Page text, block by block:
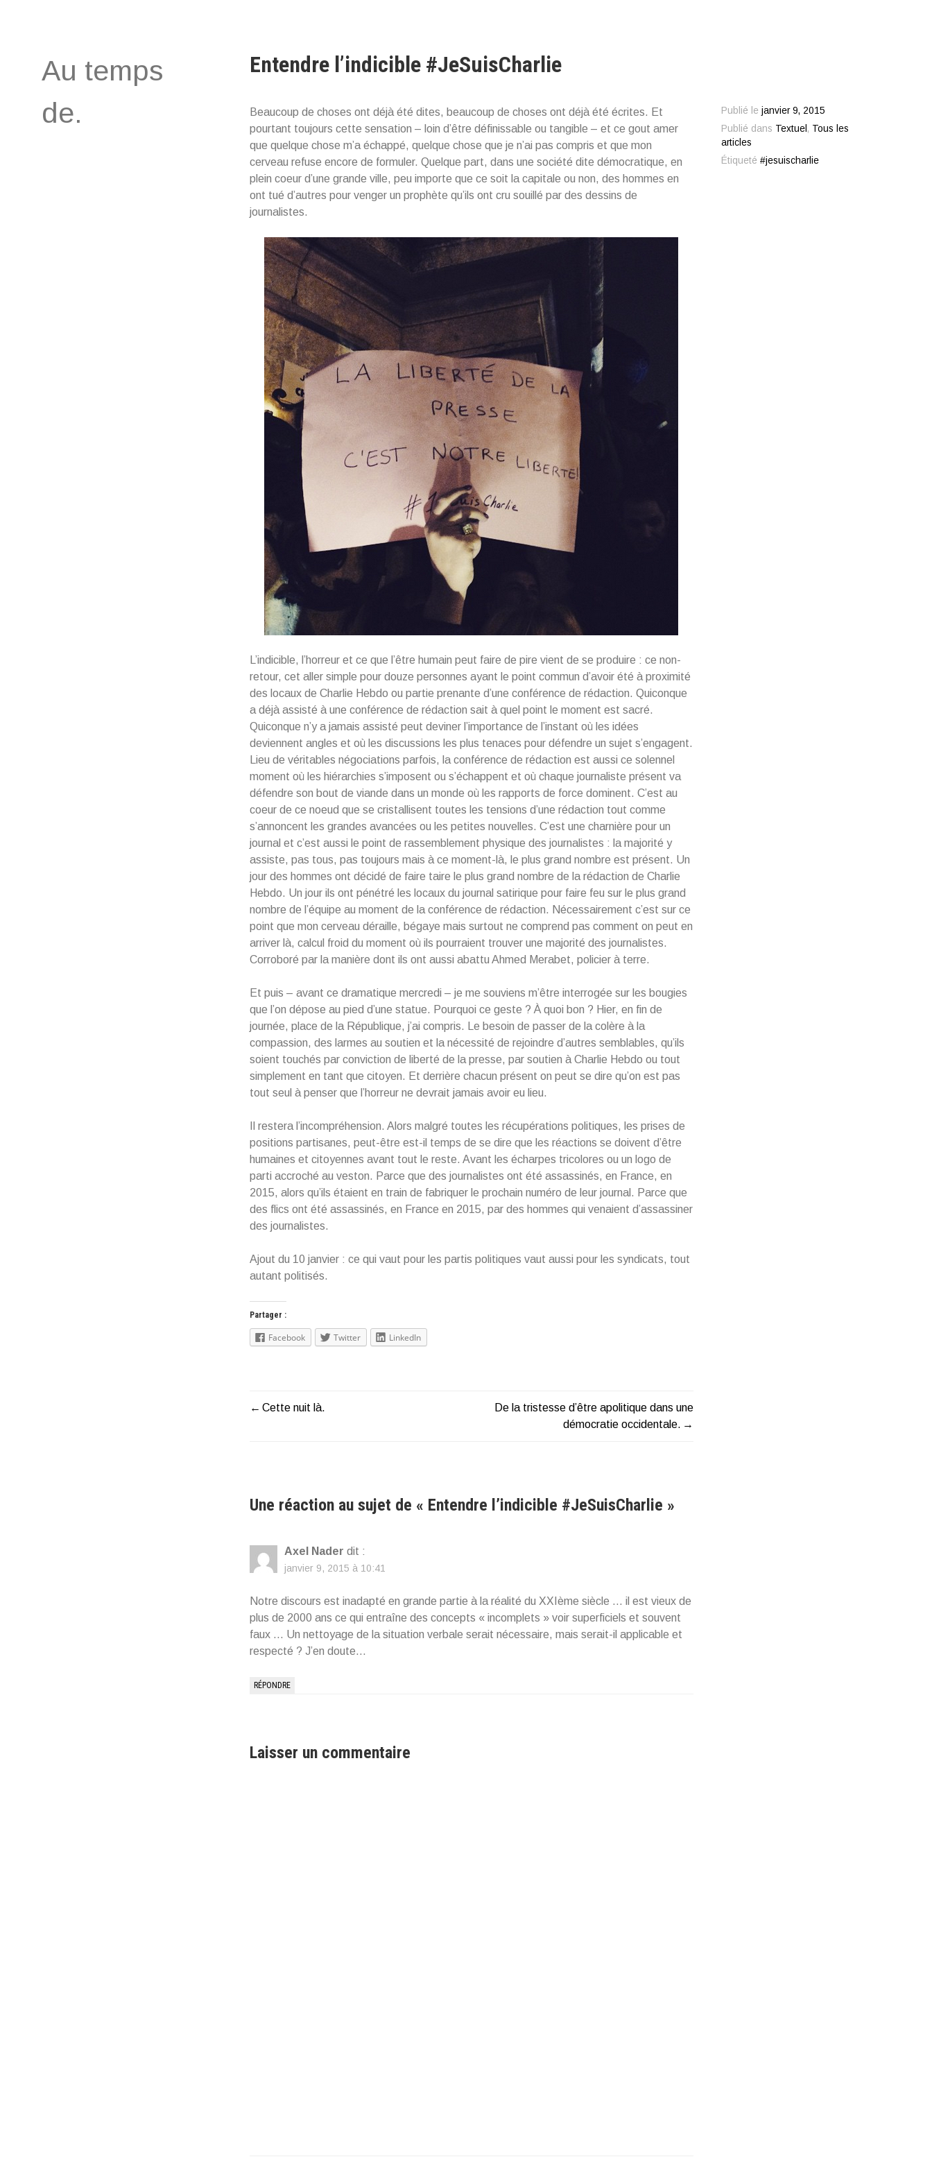
Au temps
de.
Entendre l’indicible #JeSuisCharlie
Beaucoup de choses ont déjà été dites, beaucoup de choses ont déjà été écrites. Et
pourtant toujours cette sensation – loin d’être définissable ou tangible – et ce gout amer
que quelque chose m’a échappé, quelque chose que je n’ai pas compris et que mon
cerveau refuse encore de formuler. Quelque part, dans une société dite démocratique, en
plein coeur d’une grande ville, peu importe que ce soit la capitale ou non, des hommes en
ont tué d’autres pour venger un prophète qu’ils ont cru souillé par des dessins de
journalistes.
L’indicible, l’horreur et ce que l’être humain peut faire de pire vient de se produire : ce non-
retour, cet aller simple pour douze personnes ayant le point commun d’avoir été à proximité
des locaux de Charlie Hebdo ou partie prenante d’une conférence de rédaction. Quiconque
a déjà assisté à une conférence de rédaction sait à quel point le moment est sacré.
Quiconque n’y a jamais assisté peut deviner l’importance de l’instant où les idées
deviennent angles et où les discussions les plus tenaces pour défendre un sujet s’engagent.
Lieu de véritables négociations parfois, la conférence de rédaction est aussi ce solennel
moment où les hiérarchies s’imposent ou s’échappent et où chaque journaliste présent va
défendre son bout de viande dans un monde où les rapports de force dominent. C’est au
coeur de ce noeud que se cristallisent toutes les tensions d’une rédaction tout comme
s’annoncent les grandes avancées ou les petites nouvelles. C’est une charnière pour un
journal et c’est aussi le point de rassemblement physique des journalistes : la majorité y
assiste, pas tous, pas toujours mais à ce moment-là, le plus grand nombre est présent. Un
jour des hommes ont décidé de faire taire le plus grand nombre de la rédaction de Charlie
Hebdo. Un jour ils ont pénétré les locaux du journal satirique pour faire feu sur le plus grand
nombre de l’équipe au moment de la conférence de rédaction. Nécessairement c’est sur ce
point que mon cerveau déraille, bégaye mais surtout ne comprend pas comment on peut en
arriver là, calcul froid du moment où ils pourraient trouver une majorité des journalistes.
Corroboré par la manière dont ils ont aussi abattu Ahmed Merabet, policier à terre.
Et puis – avant ce dramatique mercredi – je me souviens m’être interrogée sur les bougies
que l’on dépose au pied d’une statue. Pourquoi ce geste ? À quoi bon ? Hier, en fin de
journée, place de la République, j’ai compris. Le besoin de passer de la colère à la
compassion, des larmes au soutien et la nécessité de rejoindre d’autres semblables, qu’ils
soient touchés par conviction de liberté de la presse, par soutien à Charlie Hebdo ou tout
simplement en tant que citoyen. Et derrière chacun présent on peut se dire qu’on est pas
tout seul à penser que l’horreur ne devrait jamais avoir eu lieu.
Il restera l’incompréhension. Alors malgré toutes les récupérations politiques, les prises de
positions partisanes, peut-être est-il temps de se dire que les réactions se doivent d’être
humaines et citoyennes avant tout le reste. Avant les écharpes tricolores ou un logo de
parti accroché au veston. Parce que des journalistes ont été assassinés, en France, en
2015, alors qu’ils étaient en train de fabriquer le prochain numéro de leur journal. Parce que
des flics ont été assassinés, en France en 2015, par des hommes qui venaient d’assassiner
des journalistes.
Ajout du 10 janvier : ce qui vaut pour les partis politiques vaut aussi pour les syndicats, tout
autant politisés.
Partager :
Facebook Twitter LinkedIn
Publié lejanvier 9, 2015
Publié dans Textuel , Tous les
articles
Étiqueté#jesuischarlie
Navigation
Cette nuit là.
De la tristesse d’être apolitique dans une
démocratie occidentale.
Une réaction au sujet de « Entendre l’indicible #JeSuisCharlie »
Axel Nader dit :
janvier 9, 2015 à 10:41
Notre discours est inadapté en grande partie à la réalité du XXIème siècle … il est vieux de
plus de 2000 ans ce qui entraîne des concepts « incomplets » voir superficiels et souvent
faux … Un nettoyage de la situation verbale serait nécessaire, mais serait-il applicable et
respecté ? J’en doute…
RÉPONDRE
Laisser un commentaire